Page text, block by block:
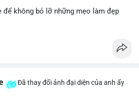
để không bỏ lỡ những mẹo làm đẹp
Đã thay đổi ảnh đại diện của anh ấy